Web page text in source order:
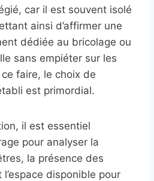
car il est souvent isolé
ainsi d’affirmer une
dédiée au bricolage ou
sans empiéter sur les
faire, le choix de
est primordial.
il est essentiel
pour analyser la
la présence des
disponible pour